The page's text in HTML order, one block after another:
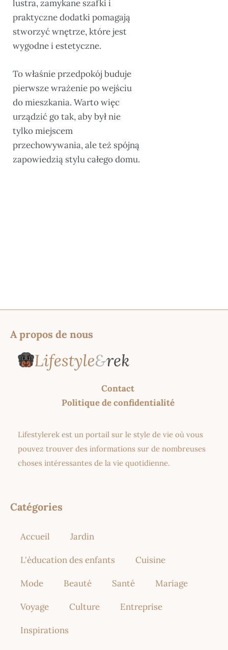
lustra, zamykane szafki i
praktyczne dodatki pomagają
stworzyć wnętrze, które jest
wygodne i estetyczne.
To właśnie przedpokój buduje
pierwsze wrażenie po wejściu
do mieszkania. Warto więc
urządzić go tak, aby był nie
tylko miejscem
przechowywania, ale też spójną
zapowiedzią stylu całego domu.
A propos de nous
Contact
Politique de confidentialité
Lifestylerek est un portail sur le style de vie où vous
pouvez trouver des informations sur de nombreuses
choses intéressantes de la vie quotidienne.
Catégories
Accueil Jardin
L'éducation des enfants Cuisine
Mode Beauté Santé Mariage
Voyage Culture Entreprise
Inspirations